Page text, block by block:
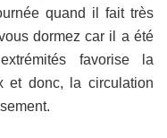
quand il fait très
dormez car il a été
favorise la
et donc, la circulation